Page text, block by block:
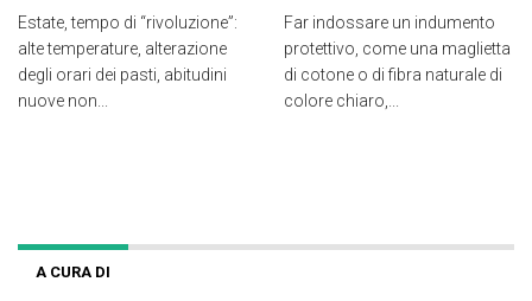
Estate, tempo di “rivoluzione”:
alte temperature, alterazione
degli orari dei pasti, abitudini
nuove non...
Far indossare un indumento
protettivo, come una maglietta
di cotone o di fibra naturale di
colore chiaro,...
A CURA DI